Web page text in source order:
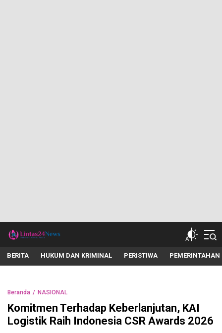
lintas24news.com
Menyingkap Setiap Realita
BERITA HUKUM DAN KRIMINAL PERISTIWA PEMERINTAHAN
Beranda NASIONAL
Komitmen Terhadap Keberlanjutan, KAI
Logistik Raih Indonesia CSR Awards 2026